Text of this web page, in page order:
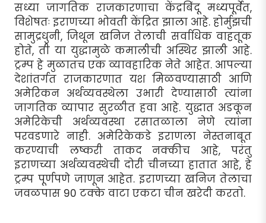
सध्या जागतिक राजकारणाचा केंद्रबिंदू मध्यपूर्वेत,
विशेषतः इराणच्या भोवती केंद्रित झाला आहे. होर्मुझची
सामुद्रधुनी, जिथून खनिज तेलाची सर्वाधिक वाहतूक
होते, ती या युद्धामुळे कमालीची अस्थिर झाली आहे.
ट्रम्प हे मुळातच एक व्यावहारिक नेते आहेत. आपल्या
देशांतर्गत राजकारणात यश मिळवण्यासाठी आणि
अमेरिकन अर्थव्यवस्थेला उभारी देण्यासाठी त्यांना
जागतिक व्यापार सुरळीत हवा आहे. युद्धात अडकून
अमेरिकेची अर्थव्यवस्था रसातळाला नेणे त्यांना
परवडणारे नाही. अमेरिकेकडे इराणला नेस्तनाबूत
करण्याची लष्करी ताकद नक्कीच आहे, परंतु
इराणच्या अर्थव्यवस्थेची दोरी चीनच्या हातात आहे, हे
ट्रम्प पूर्णपणे जाणून आहेत. इराणच्या खनिज तेलाचा
जवळपास 90 टक्के वाटा एकटा चीन खरेदी करतो.